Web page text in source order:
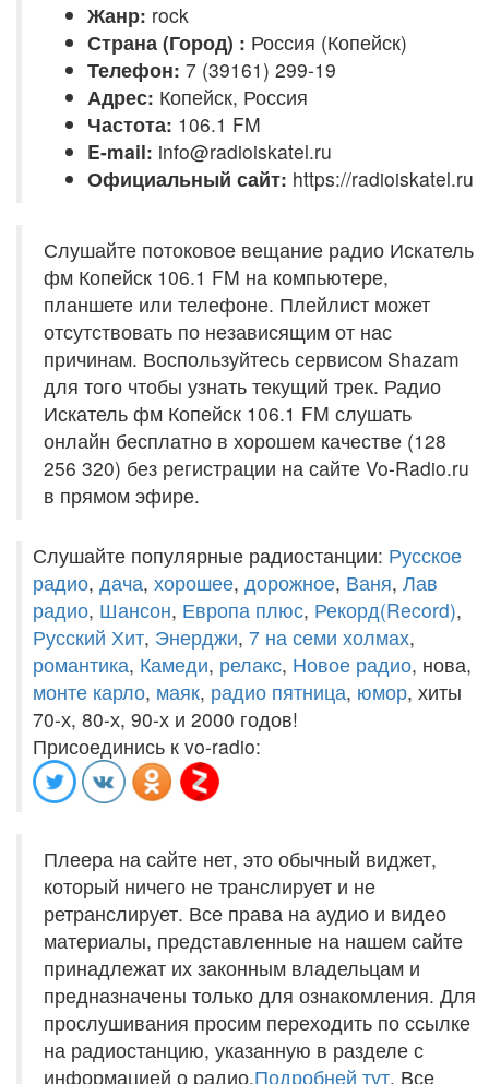
Жанр: rock
Страна (Город) : Россия (Копейск)
Телефон: 7 (39161) 299-19
Адрес: Копейск, Россия
Частота: 106.1 FM
E-mail: info@radioiskatel.ru
Официальный сайт: https://radioiskatel.ru
Слушайте потоковое вещание радио Искатель
фм Копейск 106.1 FM на компьютере,
планшете или телефоне. Плейлист может
отсутствовать по независящим от нас
причинам. Воспользуйтесь сервисом Shazam
для того чтобы узнать текущий трек. Радио
Искатель фм Копейск 106.1 FM слушать
онлайн бесплатно в хорошем качестве (128
256 320) без регистрации на сайте Vo-Radio.ru
в прямом эфире.
Слушайте популярные радиостанции: Русское
радио, дача, хорошее, дорожное, Ваня, Лав
радио, Шансон, Европа плюс, Рекорд(Record),
Русский Хит, Энерджи, 7 на семи холмах,
романтика, Камеди, релакс, Новое радио, нова,
монте карло, маяк, радио пятница, юмор, хиты
70-х, 80-х, 90-х и 2000 годов!
Присоединись к vo-radio:
Плеера на сайте нет, это обычный виджет,
который ничего не транслирует и не
ретранслирует. Все права на аудио и видео
материалы, представленные на нашем сайте
принадлежат их законным владельцам и
предназначены только для ознакомления. Для
прослушивания просим переходить по ссылке
на радиостанцию, указанную в разделе с
информацией о радио.Подробней тут. Все